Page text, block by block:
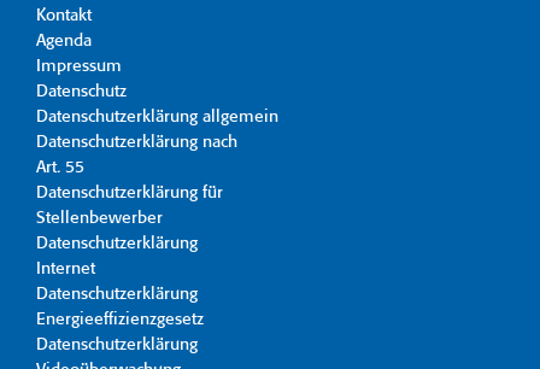
Kontakt
Agenda
Impressum
Datenschutz
Datenschutzerklärung allgemein
Datenschutzerklärung nach
Art. 55
Datenschutzerklärung für
Stellenbewerber
Datenschutzerklärung
Internet
Datenschutzerklärung
Energieeffizienzgesetz
Datenschutzerklärung